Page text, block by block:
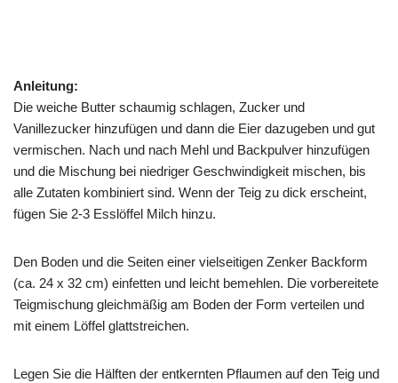
Anleitung:
Die weiche Butter schaumig schlagen, Zucker und
Vanillezucker hinzufügen und dann die Eier dazugeben und gut
vermischen. Nach und nach Mehl und Backpulver hinzufügen
und die Mischung bei niedriger Geschwindigkeit mischen, bis
alle Zutaten kombiniert sind. Wenn der Teig zu dick erscheint,
fügen Sie 2-3 Esslöffel Milch hinzu.
Den Boden und die Seiten einer vielseitigen Zenker Backform
(ca. 24 x 32 cm) einfetten und leicht bemehlen. Die vorbereitete
Teigmischung gleichmäßig am Boden der Form verteilen und
mit einem Löffel glattstreichen.
Legen Sie die Hälften der entkernten Pflaumen auf den Teig und